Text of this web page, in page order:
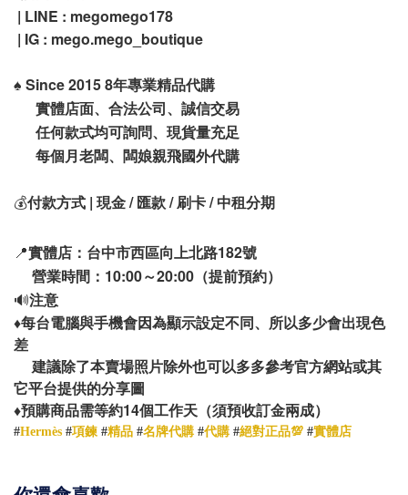
| LINE : megomego178
| IG : mego.mego_boutique
♠️ Since 2015 8年專業精品代購
實體店面、合法公司、誠信交易
任何款式均可詢問、現貨量充足
每個月老闆、闆娘親飛國外代購
💰付款方式 | 現金 / 匯款 / 刷卡 / 中租分期
📍實體店：台中市西區向上北路182號
營業時間：10:00～20:00（提前預約）
🔊注意
♦️每台電腦與手機會因為顯示設定不同、所以多少會出現色
差
建議除了本賣場照片除外也可以多多參考官方網站或其
它平台提供的分享圖
♦️預購商品需等約14個工作天（須預收訂金兩成）
#Hermès #項鍊 #精品 #名牌代購 #代購 #絕對正品💯 #實體店